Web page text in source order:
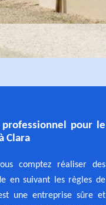
pour le
Clara
comptez réaliser des
en suivant les règles de
une entreprise sûre et